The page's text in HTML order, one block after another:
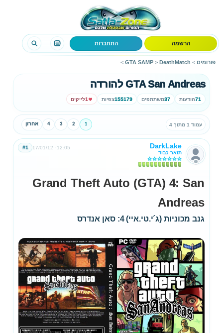
הרשמה התחברות
פורומים >
GTA SAMP > DeathMatch
>
GTA San Andreas להורדה
71הודעות 37משתתפים 155179צפיות 1לייקים
עמוד 1 מתוך 4 1
2
3
4 אחרון
DarkLake
תואר כבוד
17/01/12 12:05
#1
Grand Theft Auto (GTA) 4: San
Andreas
גנב מכוניות (ג´י.טי.איי) 4: סאן אנדרס